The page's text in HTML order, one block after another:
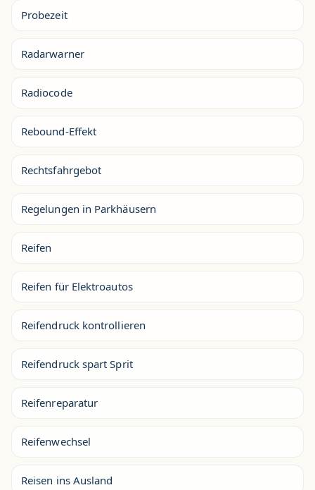
Probezeit
Radarwarner
Radiocode
Rebound-Effekt
Rechtsfahrgebot
Regelungen in Parkhäusern
Reifen
Reifen für Elektroautos
Reifendruck kontrollieren
Reifendruck spart Sprit
Reifenreparatur
Reifenwechsel
Reisen ins Ausland